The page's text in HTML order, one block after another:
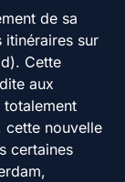
de sa
itinéraires sur
Cette
aux
cette nouvelle
certaines